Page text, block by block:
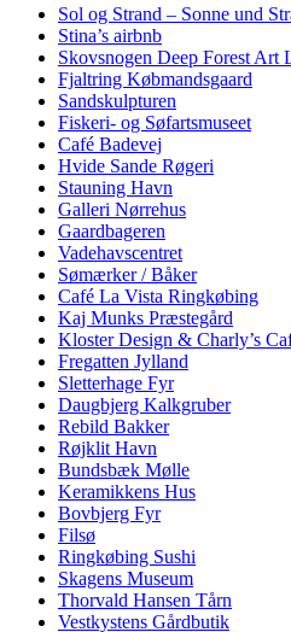
Sol og Strand – Sonne und
Stina’s airbnb
Skovsnogen Deep Forest Art
Fjaltring Købmandsgaard
Sandskulpturen
Fiskeri- og Søfartsmuseet
Café Badevej
Hvide Sande Røgeri
Stauning Havn
Galleri Nørrehus
Gaardbageren
Vadehavscentret
Sømærker / Båker
Café La Vista Ringkøbing
Kaj Munks Præstegård
Kloster Design & Charly’s
Fregatten Jylland
Sletterhage Fyr
Daugbjerg Kalkgruber
Rebild Bakker
Røjklit Havn
Bundsbæk Mølle
Keramikkens Hus
Bovbjerg Fyr
Filsø
Ringkøbing Sushi
Skagens Museum
Thorvald Hansen Tårn
Vestkystens Gårdbutik